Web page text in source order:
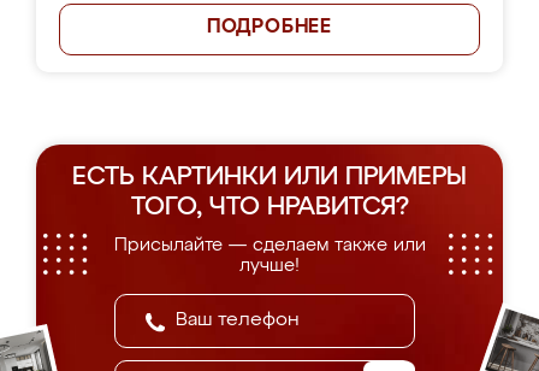
ПОДРОБНЕЕ
ЕСТЬ КАРТИНКИ ИЛИ ПРИМЕРЫ
ТОГО, ЧТО НРАВИТСЯ?
Присылайте — сделаем также или
лучше!